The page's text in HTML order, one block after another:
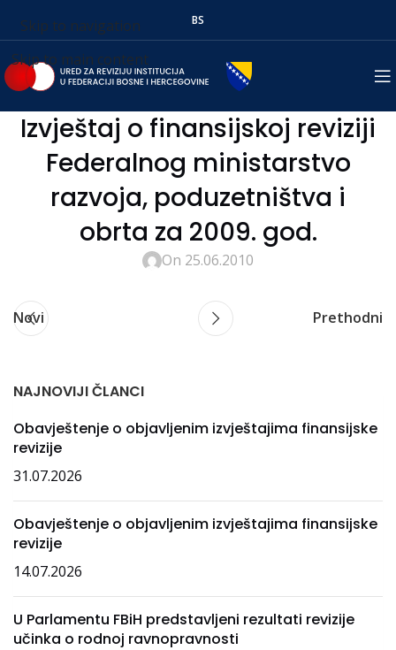
Skip to navigation
Skip to main content
BS
Izvještaj o finansijskoj reviziji
Federalnog ministarstvo
razvoja, poduzetništva i
obrta za 2009. god.
On 25.06.2010
Novi Prethodni
NAJNOVIJI ČLANCI
Obavještenje o objavljenim izvještajima finansijske
revizije
31.07.2026
Obavještenje o objavljenim izvještajima finansijske
revizije
14.07.2026
U Parlamentu FBiH predstavljeni rezultati revizije
učinka o rodnoj ravnopravnosti